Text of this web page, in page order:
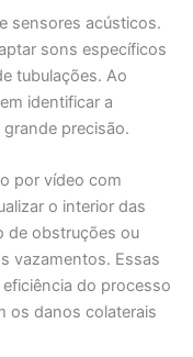
sensores acústicos.
sons específicos
tubulações. Ao
identificar a
precisão.
por vídeo com
o interior das
de obstruções ou
vazamentos. Essas
do processo
os danos colaterais